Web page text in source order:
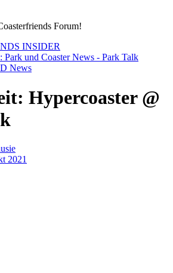
Forum!
INSIDER
und Coaster News - Park Talk
News
Hypercoaster @
2021